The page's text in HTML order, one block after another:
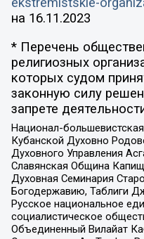
на 16.11.2023
* Перечень
религиозных
которых судом
законную силу
запрете
Национал-
Кубанской Духовно
Духовного Управления
Славянская Община
Духовная Семинария
Богодержавию, Таблиги
Русское национальное
социалистическое
Объединенный Вилайат